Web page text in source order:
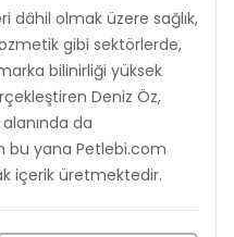
dâhil olmak üzere sağlık,
gibi sektörlerde,
bilinirliği yüksek
Deniz Öz,
da
bu yana Petlebi.com
içerik üretmektedir.